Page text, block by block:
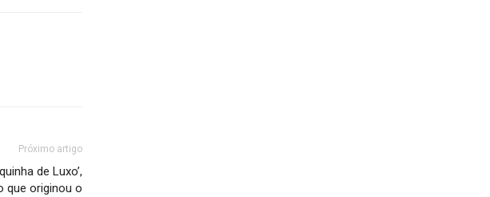
Próximo artigo
de Luxo’,
que originou o